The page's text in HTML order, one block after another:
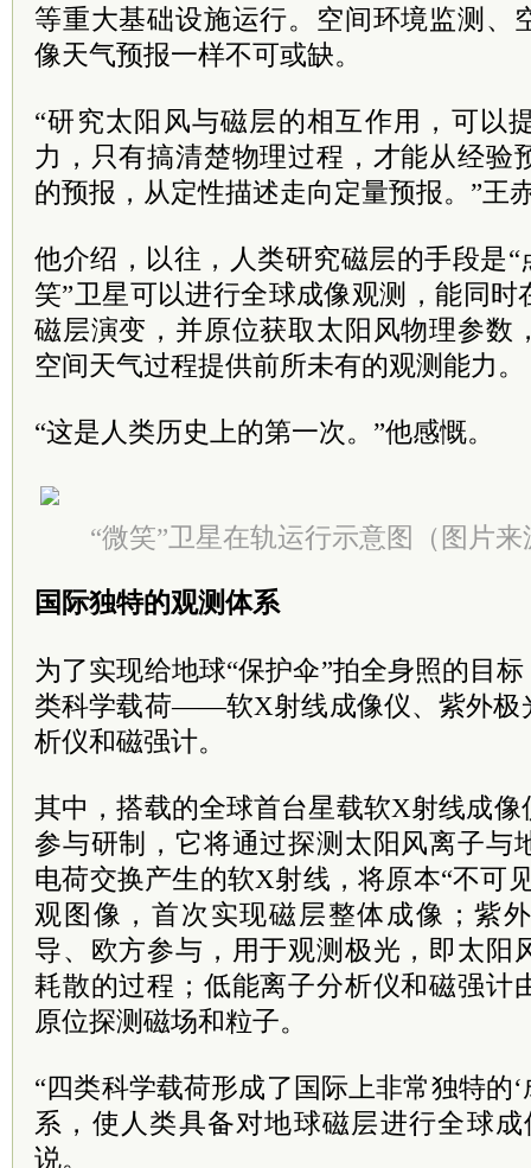
等重大基础设施运行。空间环境监测、
像天气预报一样不可或缺。
“研究太阳风与磁层的相互作用，可以
力，只有搞清楚物理过程，才能从经验
的预报，从定性描述走向定量预报。”王
他介绍，以往，人类研究磁层的手段是“
笑”卫星可以进行全球成像观测，能同
磁层演变，并原位获取太阳风物理参数
空间天气过程提供前所未有的观测能力。
“这是人类历史上的第一次。”他感慨。
“微笑”卫星在轨运行示意图（图片
国际独特的观测体系
为了实现给地球“保护伞”拍全身照的目
类科学载荷——软X射线成像仪、紫外极
析仪和磁强计。
其中，搭载的全球首台星载软X射线成
参与研制，它将通过探测太阳风离子与
电荷交换产生的软X射线，将原本“不可
观图像，首次实现磁层整体成像；紫
导、欧方参与，用于观测极光，即太阳
耗散的过程；低能离子分析仪和磁强计
原位探测磁场和粒子。
“四类科学载荷形成了国际上非常独特的
系，使人类具备对地球磁层进行全球
说。